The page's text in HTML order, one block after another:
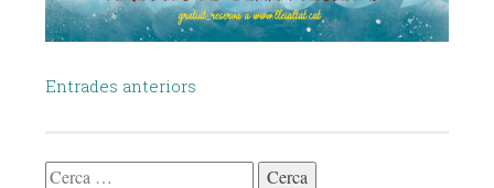
Navegació
Entrades anteriors
Cerca: